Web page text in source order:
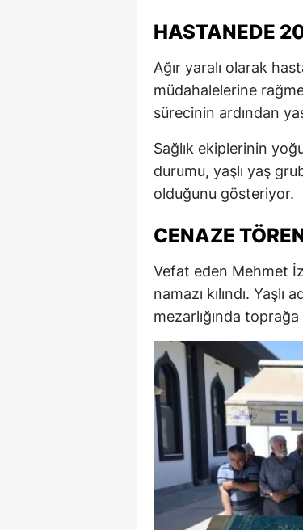
HASTANEDE
Ağır yaralı olarak
müdahalelerine
sürecinin ardından
Sağlık ekiplerinin
durumu, yaşlı yaş
olduğunu gösteriyor.
CENAZE
Vefat eden Mehmet
namazı kılındı. Yaşlı
mezarlığında